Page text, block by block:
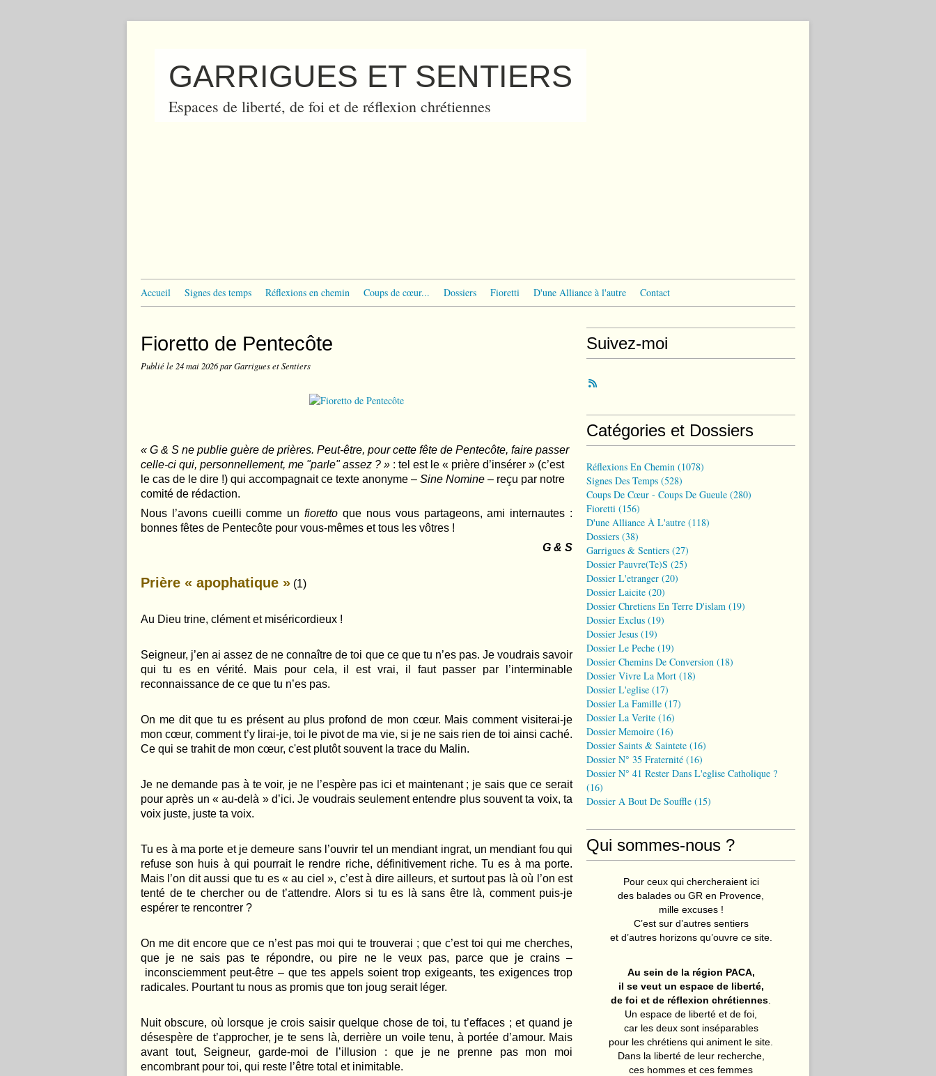
GARRIGUES ET SENTIERS
Espaces de liberté, de foi et de réflexion chrétiennes
Accueil Signes des temps Réflexions en chemin Coups de cœur... Dossiers Fioretti D'une Alliance à l'autre Contact
Fioretto de Pentecôte
Publié le 24 mai 2026par Garrigues et Sentiers
« G & S ne publie guère de prières. Peut-être, pour cette fête de Pentecôte, faire passer
celle-ci qui, personnellement, me "parle" assez ? » : tel est le « prière d’insérer » (c’est
le cas de le dire !) qui accompagnait ce texte anonyme – Sine Nomine – reçu par notre
comité de rédaction.
Nous l’avons cueilli comme unfioretto que nous vous partageons, ami internautes :
bonnes fêtes de Pentecôte pour vous-mêmes et tous les vôtres !
G & S
Prière « apophatique » (1)
Au Dieu trine, clément et miséricordieux !
Seigneur, j’en ai assez de ne connaître de toi que ce que tu n’es pas. Je voudrais savoir
qui tu es en vérité. Mais pour cela, il est vrai, il faut passer par l’interminable
reconnaissance de ce que tu n’es pas.
On me dit que tu es présent au plus profond de mon cœur. Mais comment visiterai-je
mon cœur, comment t’y lirai-je, toi le pivot de ma vie, si je ne sais rien de toi ainsi caché.
Ce qui se trahit de mon cœur, c'est plutôt souvent la trace du Malin.
Je ne demande pas à te voir, je ne l’espère pas ici et maintenant ; je sais que ce serait
pour après un « au-delà » d’ici. Je voudrais seulement entendre plus souvent ta voix, ta
voix juste, juste ta voix.
Tu es à ma porte et je demeure sans l’ouvrir tel un mendiant ingrat, un mendiant fou qui
refuse son huis à qui pourrait le rendre riche, définitivement riche. Tu es à ma porte.
Mais l ’on dit aussi que tu es « au ciel », c’est à dire ailleurs, et surtout pas là où
l’on est
tenté de te chercher ou de t’attendre. Alors si tu es là sans être là, comment puis-je
espérer te rencontrer ?
On me dit encore que ce n’est pas moi qui te trouverai ; que c’est toi qui me cherches,
que je ne sais pas te répondre, ou pire ne le veux pas, parce que je crains –
inconsciemment peut-être – que tes appels soient trop exigeants, tes exigences trop
radicales. Pourtant tu nous as promis que ton joug serait léger.
Nuit obscure, où lorsque je crois saisir quelque chose de toi, tu t’effaces ; et quand je
désespère de t’approcher, je te sens là, derrière un voile tenu, à portée d’amour. Mais
avant tout, Seigneur, garde-moi de l’illusion : que je ne prenne pas mon moi
encombrant pour toi, qui reste l’être total et inimitable.
Suivez-moi
Catégories et Dossiers
Réflexions En Chemin (1078)
Signes Des Temps (528)
Coups De Cœur - Coups De Gueule (280)
Fioretti (156)
D'une Alliance À L'autre (118)
Dossiers (38)
Garrigues & Sentiers (27)
Dossier Pauvre(te)s (25)
Dossier L'etranger (20)
Dossier Laicite (20)
Dossier Chretiens En Terre D'islam (19)
Dossier Exclus (19)
Dossier Jesus (19)
Dossier Le Peche (19)
Dossier Chemins De Conversion (18)
Dossier Vivre La Mort (18)
Dossier L'eglise (17)
Dossier La Famille (17)
Dossier La Verite (16)
Dossier Memoire (16)
Dossier Saints & Saintete (16)
Dossier N° 35 Fraternité (16)
Dossier N° 41 Rester Dans L'eglise Catholique ?
(16)
Dossier A Bout De Souffle (15)
Qui sommes-nous ?
Pour ceux qui chercheraient ici
des balades ou GR en Provence,
mille excuses !
C’est sur d’autres sentiers
et d’autres horizons qu’ouvre ce site.
Au sein de la région PACA,
il se veut un espace de liberté,
de foi et de réflexion chrétiennes
Un espace de liberté et de foi,
car les deux sont inséparables
pour les chrétiens qui animent le site.
Dans la liberté de leur recherche,
ces hommes et ces femmes